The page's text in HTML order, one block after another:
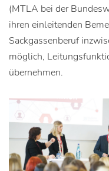
(MTLA bei der
ihren einleitenden
Sackgassenberuf
möglich,
übernehmen.